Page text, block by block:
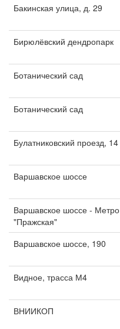
Бакинская улица, д. 29
Бирюлёвский дендропарк
Ботанический сад
Ботанический сад
Булатниковский проезд, 14
Варшавское шоссе
Варшавское шоссе - Метро
"Пражская"
Варшавское шоссе, 190
Видное, трасса М4
ВНИИКОП